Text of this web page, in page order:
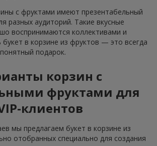
с фруктами имеют презентабельный
разных аудиторий. Такие вкусные
воспринимаются коллективами и
в корзине из фруктов — это всегда
подарок.
корзин с
фруктами для
клиентов
мы предлагаем букет в корзине из
отобранных специально для создания